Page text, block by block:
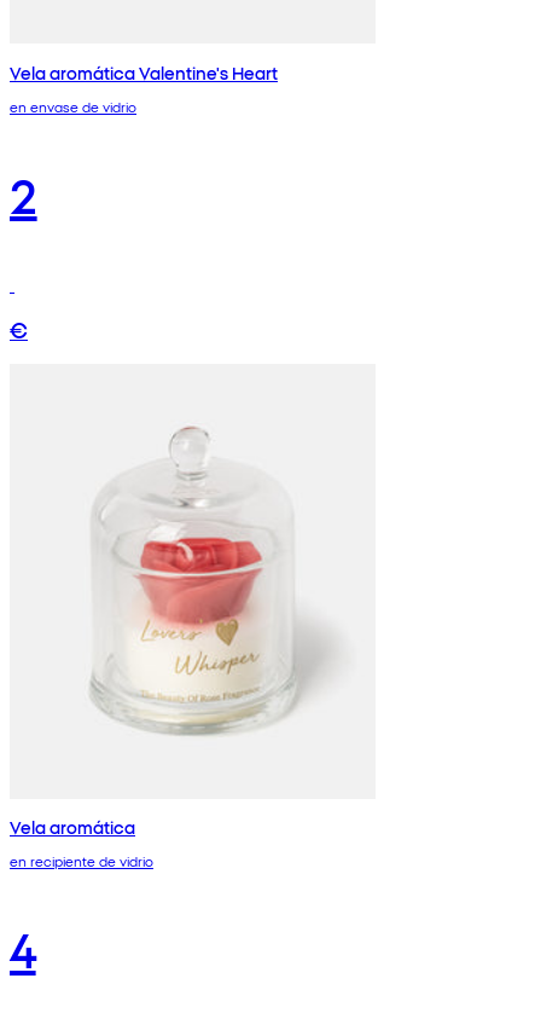
Vela aromática Valentine's Heart
en envase de vidrio
2
€
Vela aromática
en recipiente de vidrio
4